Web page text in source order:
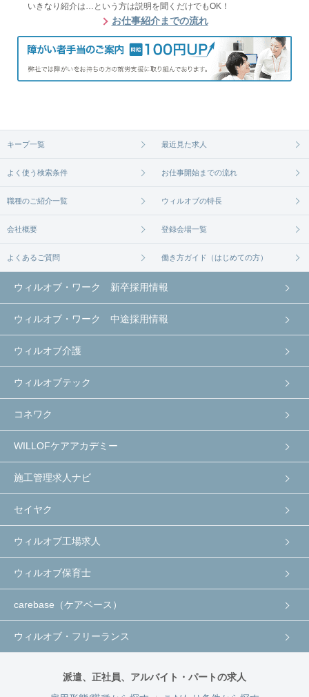
いきなり紹介は…という方は説明を聞くだけでもOK！
お仕事紹介までの流れ
キープ一覧 最近見た求人
よく使う検索条件 お仕事開始までの流れ
職種のご紹介一覧 ウィルオブの特長
会社概要 登録会場一覧
よくあるご質問 働き方ガイド（はじめての方）
ウィルオブ・ワーク 新卒採用情報
ウィルオブ・ワーク 中途採用情報
ウィルオブ介護
ウィルオブテック
コネワク
WILLOFケアアカデミー
施工管理求人ナビ
セイヤク
ウィルオブ工場求人
ウィルオブ保育士
carebase（ケアベース）
ウィルオブ・フリーランス
派遣、正社員、アルバイト・パートの求人